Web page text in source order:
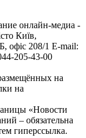
онлайн-медиа -
Київ,
208/1 E-mail:
205-43-00
на
на
«Новости
– обязательна
гиперссылка.